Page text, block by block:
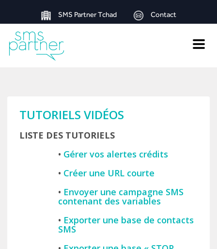
SMS Partner Tchad Contact
Toggle
TUTORIELS VIDÉOS
LISTE DES TUTORIELS
• Gérer vos alertes crédits
• Créer une URL courte
• Envoyer une campagne SMS
contenant des variables
• Exporter une base de contacts
SMS